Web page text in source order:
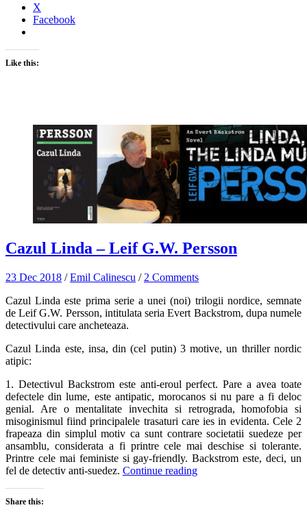
X
Facebook
Like this:
Cazul Linda – Leif G.W. Persson
23 Dec 2018 /Emil Calinescu / 2 Comments
Cazul Linda este prima serie a unei (noi) trilogii nordice, semnate
de Leif G.W. Persson, intitulata seria Evert Backstrom, dupa numele
detectivului care ancheteaza.
Cazul Linda este, insa, din (cel putin) 3 motive, un thriller nordic
atipic:
1. Detectivul Backstrom este anti-eroul perfect. Pare a avea toate
defectele din lume, este antipatic, morocanos si nu pare a fi deloc
genial. Are o mentalitate invechita si retrograda, homofobia si
misoginismul fiind principalele trasaturi care ies in evidenta. Cele 2
frapeaza din simplul motiv ca sunt contrare societatii suedeze per
ansamblu, considerata a fi printre cele mai deschise si tolerante.
Printre cele mai feministe si gay-friendly. Backstrom este, deci, un
fel de detectiv anti-suedez. Continue reading
Share this: